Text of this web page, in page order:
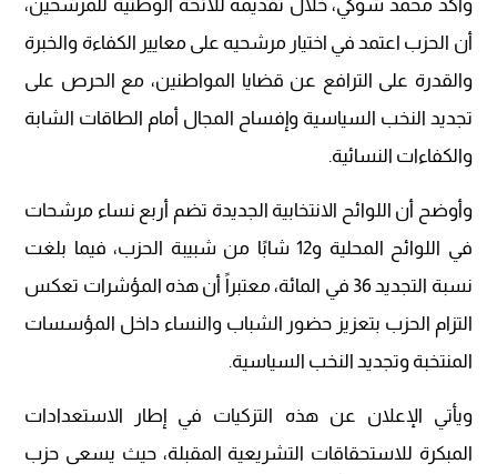
وأكد محمد شوكي، خلال تقديمه للائحة الوطنية للمرشحين،
أن الحزب اعتمد في اختيار مرشحيه على معايير الكفاءة والخبرة
والقدرة على الترافع عن قضايا المواطنين، مع الحرص على
تجديد النخب السياسية وإفساح المجال أمام الطاقات الشابة
والكفاءات النسائية.
وأوضح أن اللوائح الانتخابية الجديدة تضم أربع نساء مرشحات
في اللوائح المحلية و12 شابًا من شبيبة الحزب، فيما بلغت
نسبة التجديد 36 في المائة، معتبراً أن هذه المؤشرات تعكس
التزام الحزب بتعزيز حضور الشباب والنساء داخل المؤسسات
المنتخبة وتجديد النخب السياسية.
ويأتي الإعلان عن هذه التزكيات في إطار الاستعدادات
المبكرة للاستحقاقات التشريعية المقبلة، حيث يسعى حزب